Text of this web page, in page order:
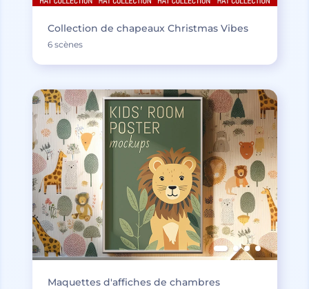
Collection de chapeaux Christmas Vibes
6 scènes
Maquettes d'affiches de chambres